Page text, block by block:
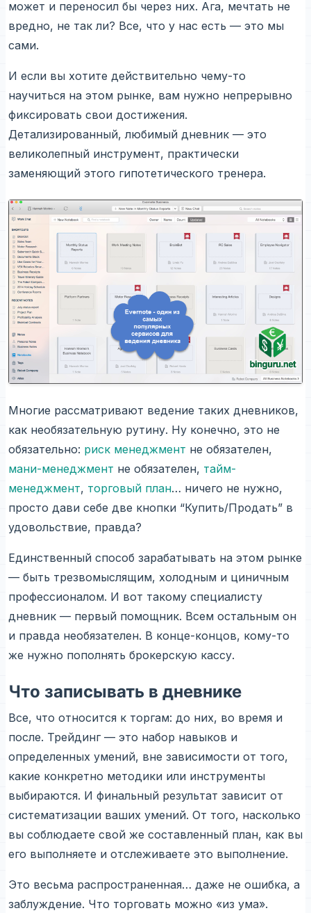
может и переносил бы через них. Ага, мечтать не
вредно, не так ли? Все, что у нас есть — это мы
сами.
И если вы хотите действительно чему-то
научиться на этом рынке, вам нужно непрерывно
фиксировать свои достижения.
Детализированный, любимый дневник — это
великолепный инструмент, практически
заменяющий этого гипотетического тренера.
Многие рассматривают ведение таких дневников,
как необязательную рутину. Ну конечно, это не
обязательно: риск менеджмент не обязателен,
мани-менеджмент не обязателен, тайм-
менеджмент, торговый план… ничего не нужно,
просто дави себе две кнопки “Купить/Продать” в
удовольствие, правда?
Единственный способ зарабатывать на этом рынке
— быть трезвомыслящим, холодным и циничным
профессионалом. И вот такому специалисту
дневник — первый помощник. Всем остальным он
и правда необязателен. В конце-концов, кому-то
же нужно пополнять брокерскую кассу.
Что записывать в дневнике
Все, что относится к торгам: до них, во время и
после. Трейдинг — это набор навыков и
определенных умений, вне зависимости от того,
какие конкретно методики или инструменты
выбираются. И финальный результат зависит от
систематизации ваших умений. От того, насколько
вы соблюдаете свой же составленный план, как вы
его выполняете и отслеживаете это выполнение.
Это весьма распространенная… даже не ошибка, а
заблуждение. Что торговать можно «из ума».